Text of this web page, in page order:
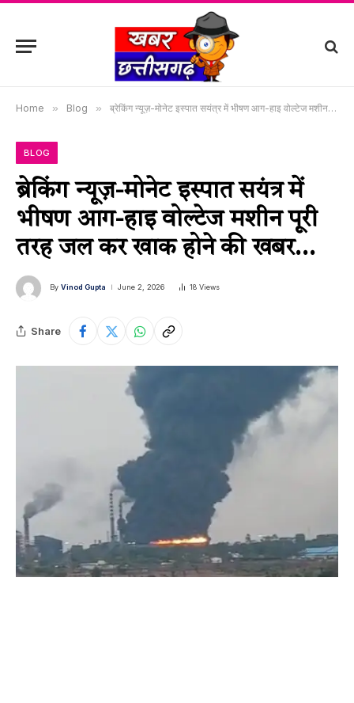
Home » Blog » ब्रेकिंग न्यूज़-मोनेट इस्पात सयंत्र में भीषण आग-हाइ वोल्टेज मशीन पूरी तरह जल कर खाक होने की खबर…
BLOG
ब्रेकिंग न्यूज़-मोनेट इस्पात सयंत्र में
भीषण आग-हाइ वोल्टेज मशीन पूरी
तरह जल कर खाक होने की खबर…
By Vinod Gupta June 2, 2026 18 Views
Share